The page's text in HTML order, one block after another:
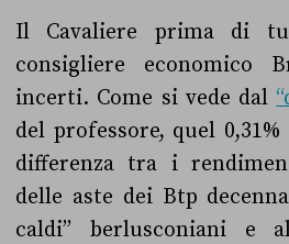
Il Cavaliere prima di
consigliere economico
incerti. Come si vede dal
del professore, quel
differenza tra i
delle aste dei Btp
caldi” berlusconiani e